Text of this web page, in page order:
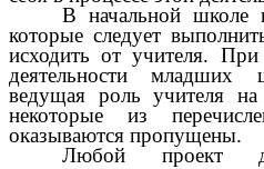
В начальной школе
которые следует
исходить от учителя. При
деятельности младших
ведущая роль учителя на
некоторые из
оказываются пропущены.
Любой проект